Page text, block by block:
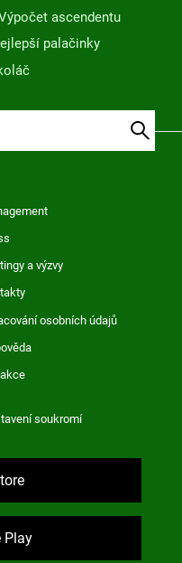
ascendentu
palačinky
a výzvy
osobních údajů
soukromí
Play